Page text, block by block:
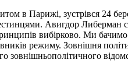
в Парижі, зустрівся 24
Авигдор Либерман
вибірково. Ми бачимо
режиму. Зовнішня
зовнішньополітичного